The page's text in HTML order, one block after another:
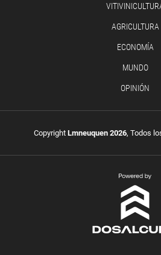
AGRICULTURA
ECONOMÍA
MUNDO
OPINIÓN
Copyright Lmneuquen 2026, Todos